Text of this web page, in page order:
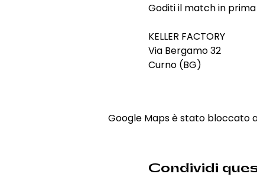
Goditi il match in
KELLER FACTORY
Via Bergamo 32
Curno (BG)
Google Maps è stato bloccato
Condividi